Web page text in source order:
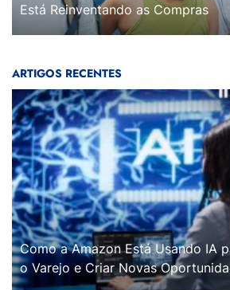
Está Reinventando as Compras
ARTIGOS RECENTES
Como a Amazon Está Usando IA
o Varejo e Criar Novas